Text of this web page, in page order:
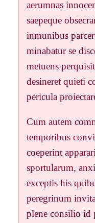
aerumnas
saepeque
inmunibus
minabatur se
metuens
desineret quieti
pericula
Cum autem
temporibus
coeperint
sportularum,
exceptis his
peregrinum
plene consilio id